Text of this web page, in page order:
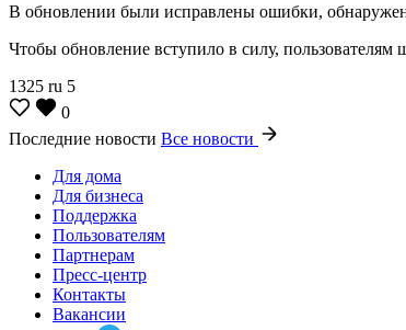
В обновлении были исправлены ошибки,
Чтобы обновление вступило в силу,
1325 ru 5
0
Последние новости Все новости
Для дома
Для бизнеса
Поддержка
Пользователям
Партнерам
Пресс-центр
Контакты
Вакансии